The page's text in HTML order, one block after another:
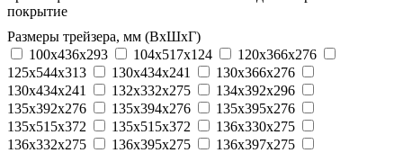
покрытие
Размеры трейзера, мм (ВхШхГ)
100x436x293
104х517х124
120x366x276
125x544x313
130x434x241
130х366х276
130х434х241
132x332x275
134x392x296
135x392x276
135x394x276
135x395x276
135x515x372
135х515х372
136x330x275
136x332x275
136x395x275
136x397x275